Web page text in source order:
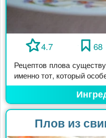
4.7 68
Рецептов плова
именно тот, который
Плов из